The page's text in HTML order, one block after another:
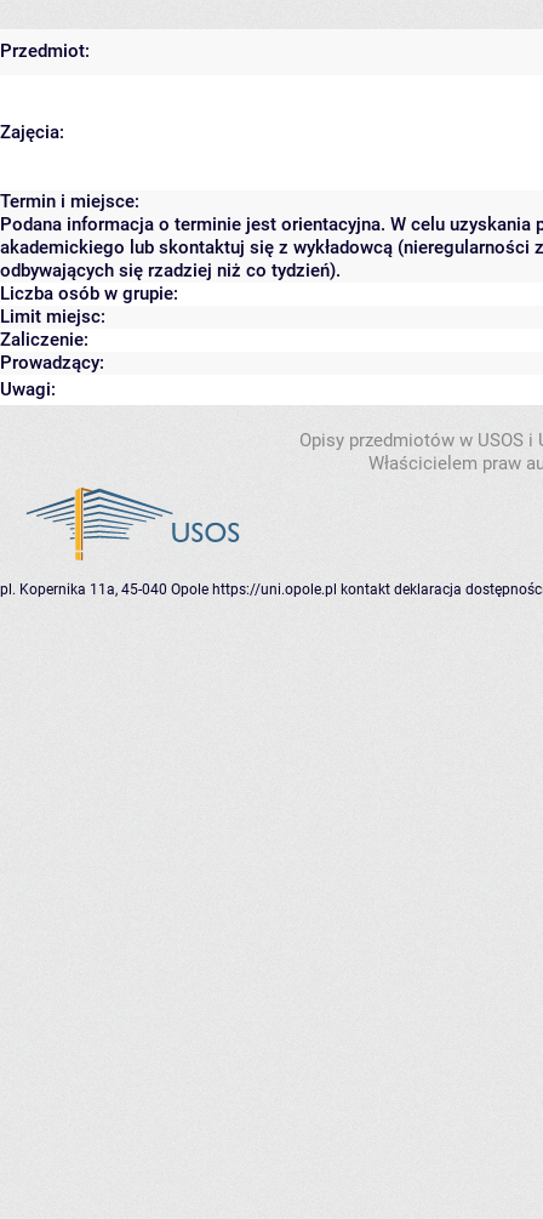
Przedmiot:
Zajęcia:
Termin i miejsce:
Podana informacja o terminie jest orientacyjna. W celu
akademickiego lub skontaktuj się z wykładowcą (nieregularności
odbywających się rzadziej niż co tydzień).
Liczba osób w grupie:
Limit miejsc:
Zaliczenie:
Prowadzący:
Uwagi:
Opisy przedmiotów w USOS
Właścicielem praw
pl. Kopernika 11a, 45-040 Opole https://uni.opole.pl kontakt deklaracja